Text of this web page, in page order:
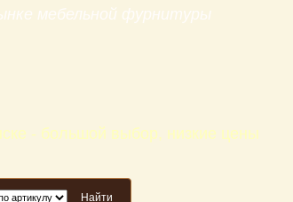
мебельной фурнитуры
- большой выбор, низкие цены
Найти